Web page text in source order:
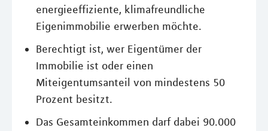
energieeffiziente, klimafreundliche
Eigenimmobilie erwerben möchte.
Berechtigt ist, wer Eigentümer der
Immobilie ist oder einen
Miteigentumsanteil von mindestens 50
Prozent besitzt.
Das Gesamteinkommen darf dabei 90.000